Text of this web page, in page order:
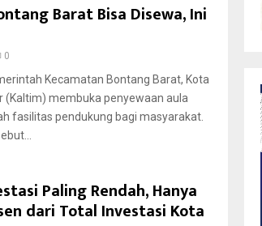
Barat Bisa Disewa, Ini
0
Kecamatan Bontang Barat, Kota
(Kaltim) membuka penyewaan aula
fasilitas pendukung bagi masyarakat.
Paling Rendah, Hanya
dari Total Investasi Kota